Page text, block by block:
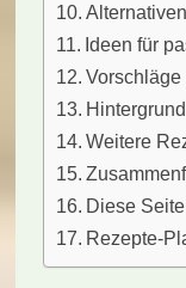
Ideen für
Weitere
Diese
Rezepte-